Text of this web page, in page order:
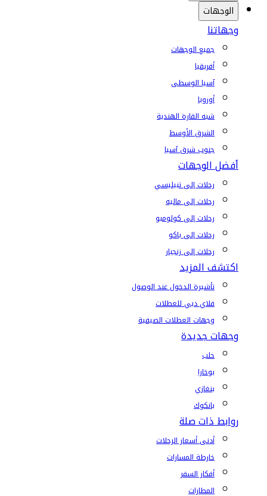
الوجهات
وجهاتنا
جميع الوجهات
أفريقيا
آسيا الوسطى
أوروبا
شبه القارة الهندية
الشرق الأوسط
جنوب شرق آسيا
أفضل الوجهات
رحلات إلى تبيليسي
رحلات إلى ماليه
رحلات إلى كولومبو
رحلات إلى باكو
رحلات إلى زنجبار
اكتشف المزيد
تأشيرة الدخول عند الوصول
فلاي دبي للعطلات
وجهات العطلات الصيفية
وجهات جديدة
حلب
بوخارا
بنغازي
بانكوك
روابط ذات صلة
أدنى أسعار الرحلات
خارطة المسارات
أفكار السفر
المطارات